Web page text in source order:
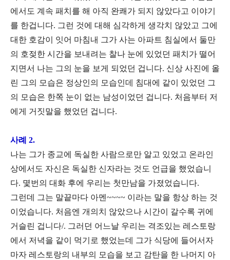
에서도 계속 패치를 해 아직 완쾌가 되지 않았다고 이야기
를 한겁니다. 그런 것에 대해 심각하게 생각치 않았고 그에
대한 호감이 잇어 마침내 그가 사는 아파트 침실에서 둘만
의 호젖한 시간을 보내려는 찰나 눈에 있었던 패치가 떨어
지면서 나는 그의 눈을 보게 되었던 겁니다. 신상 사진에 올
린 그의 모습은 정상인의 모습인데 침대에 같이 있었던 그
의 모습은 한쪽 눈이 없는 남성이었던 겁니다. 처음부터 저
에게 거짓말을 했었던 겁니다.
사례 2.
나는 그가 종교에 독실한 사람으로만 알고 있었고 온라인
상에서도 자신은 독실한 신자라는 것도 언급을 했었습니
다. 몇번의 대화 후에 우리는 첫만남을 가졌었습니다.
그런데 그는 말끝마다 아멘~~~~ 이라는 말을 항상 하는 것
이었습니다. 처음엔 개의치 않았으나 시간이 갈수록 귀에
거슬린 겁니다/. 그러던 어느날 우리는 격조있는 레스토랑
에서 저녁을 같이 먹기로 했었는데 그가 식당에 들어서자
마자 레스토랑의 내부의 모습을 보고 감탄을 한 나머지 아